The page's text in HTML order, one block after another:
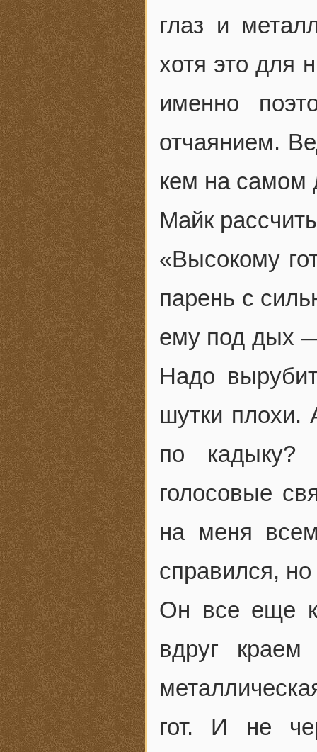
глаз и
хотя это для
именно
отчаянием.
кем на самом
Майк
«Высокому
парень с
ему под дых
Надо
шутки плохи.
по кадыку?
голосовые
на меня
справился, но
Он все еще
вдруг
гот. И не